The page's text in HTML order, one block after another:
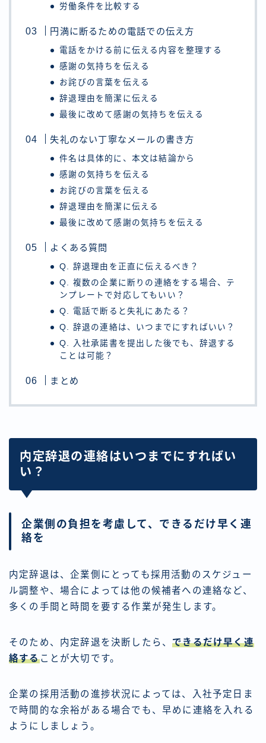
労働条件を比較する
円満に断るための電話での伝え方
電話をかける前に伝える内容を整理する
感謝の気持ちを伝える
お詫びの言葉を伝える
辞退理由を簡潔に伝える
最後に改めて感謝の気持ちを伝える
失礼のない丁寧なメールの書き方
件名は具体的に、本文は結論から
感謝の気持ちを伝える
お詫びの言葉を伝える
辞退理由を簡潔に伝える
最後に改めて感謝の気持ちを伝える
よくある質問
Q. 辞退理由を正直に伝えるべき？
Q. 複数の企業に断りの連絡をする場合、テ
ンプレートで対応してもいい？
Q. 電話で断ると失礼にあたる？
Q. 辞退の連絡は、いつまでにすればいい？
Q. 入社承諾書を提出した後でも、辞退する
ことは可能？
まとめ
内定辞退の連絡はいつまでにすればい
い？
企業側の負担を考慮して、できるだけ早く連
絡を
内定辞退は、企業側にとっても採用活動のスケジュー
ル調整や、場合によっては他の候補者への連絡など、
多くの手間と時間を要する作業が発生します。
そのため、内定辞退を決断したら、できるだけ早く連
絡することが大切です。
企業の採用活動の進捗状況によっては、入社予定日ま
で時間的な余裕がある場合でも、早めに連絡を入れる
ようにしましょう。